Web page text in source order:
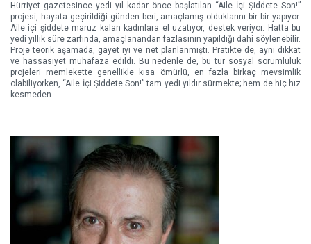
Hürriyet gazetesince yedi yıl kadar önce başlatılan “Aile İçi Şiddete Son!”
projesi, hayata geçirildiği günden beri, amaçlamış olduklarını bir bir yapıyor.
Aile içi şiddete maruz kalan kadınlara el uzatıyor, destek veriyor. Hatta bu
yedi yıllık süre zarfında, amaçlanandan fazlasının yapıldığı dahi söylenebilir.
Proje teorik aşamada, gayet iyi ve net planlanmıştı. Pratikte de, aynı dikkat
ve hassasiyet muhafaza edildi. Bu nedenle de, bu tür sosyal sorumluluk
projeleri memlekette genellikle kısa ömürlü, en fazla birkaç mevsimlik
olabiliyorken, “Aile İçi Şiddete Son!” tam yedi yıldır sürmekte; hem de hiç hız
kesmeden.